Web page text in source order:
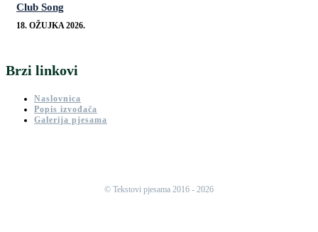
Club Song
18. OŽUJKA 2026.
Brzi linkovi
Naslovnica
Popis izvođača
Galerija pjesama
© Tekstovi pjesama 2016 - 2026